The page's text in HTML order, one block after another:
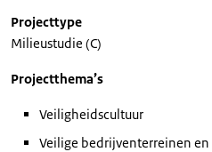
Projecttype
Milieustudie (C)
Projectthema’s
Veiligheidscultuur
Veilige bedrijventerreinen en